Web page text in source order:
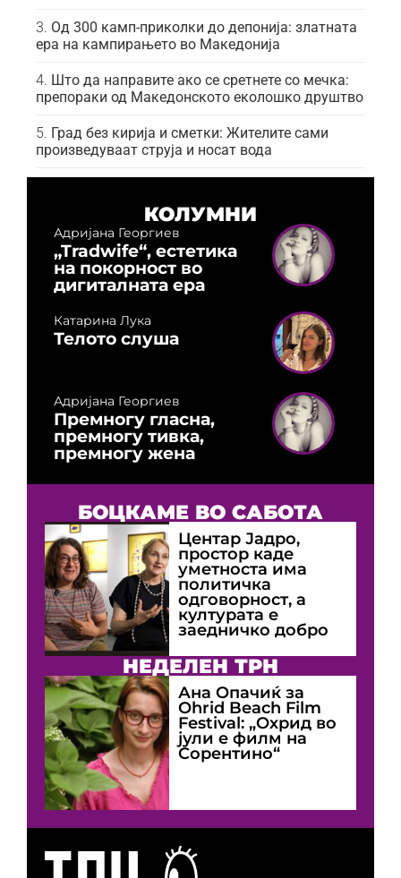
Од 300 камп-приколки до депонија: златната
ера на кампирањето во Македонија
Што да направите ако се сретнете со мечка:
препораки од Македонското еколошко друштво
Град без кирија и сметки: Жителите сами
произведуваат струја и носат вода
КОЛУМНИ
Адријана Георгиев
„Tradwife“, естетика
на покорност во
дигиталната ера
Катарина Лука
Телото слуша
Адријана Георгиев
Премногу гласна,
премногу тивка,
премногу жена
БОЦКАМЕ ВО САБОТА
Центар Јадро,
простор каде
уметноста има
политичка
одговорност, а
културата е
заедничко добро
НЕДЕЛЕН ТРН
Ана Опачиќ за
Оhrid Beach Film
Festival: „Охрид во
јули е филм на
Сорентино“